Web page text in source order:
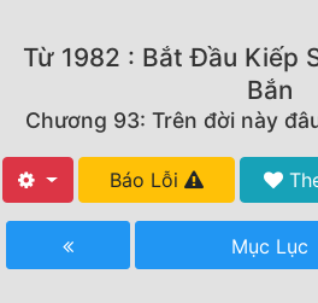
Thể Loại
Tất Cả
Truyện Mới Ra
Hoàn Thành
Từ 1982 : Bắt Đầu Kiếp
Bắn
Chương 93: Trên đời này
Báo Lỗi
Mục Lục